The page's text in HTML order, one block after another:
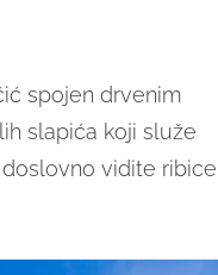
spojen drvenim
slapića koji služe
vidite ribice